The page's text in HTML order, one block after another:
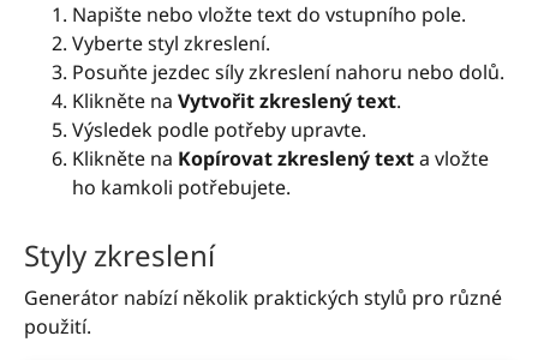
Napište nebo vložte text do vstupního pole.
Vyberte styl zkreslení.
Posuňte jezdec síly zkreslení nahoru nebo dolů.
Klikněte na Vytvořit zkreslený text.
Výsledek podle potřeby upravte.
Klikněte na Kopírovat zkreslený texta vložte
ho kamkoli potřebujete.
Styly zkreslení
Generátor nabízí několik praktických stylů pro různé
použití.